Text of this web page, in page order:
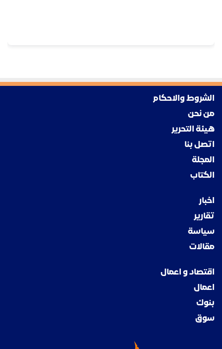
الشروط والاحكام
من نحن
هيئة التحرير
اتصل بنا
المجلة
الكتاب
اخبار
تقارير
سياسة
مقالات
اقتصاد و اعمال
اعمال
بنوك
سوق